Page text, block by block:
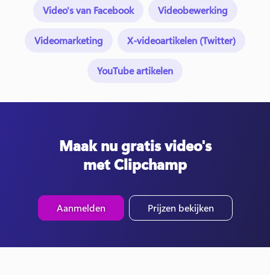
Video's van Facebook Videobewerking
Videomarketing X-videoartikelen (Twitter)
YouTube artikelen
Maak nu gratis video's
met Clipchamp
Aanmelden Prijzen bekijken